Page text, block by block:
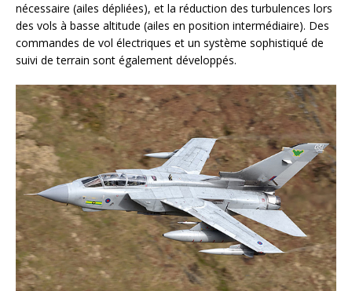
nécessaire (ailes dépliées), et la réduction des turbulences lors
des vols à basse altitude (ailes en position intermédiaire). Des
commandes de vol électriques et un système sophistiqué de
suivi de terrain sont également développés.